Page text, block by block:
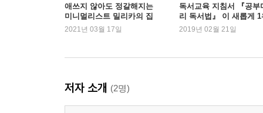
다이아몬드 반지에도 만족하지 못하는 이유
미래의 감정은 예측할 수 없다
익숙함과 싫증의 무한 반복
보이지 않는 가치를 드러내는 법
너무 많은 물건들이 당신을 망친다
애쓰지 않아도 정갈해지는
미니멀리스트 밀리카의 집
이야기
2021년 03월 17일
독서교육 지침서 『공부
리 독서법』 이 새롭게 1
등극
2019년 02월 21일
저자 소개 (2명)